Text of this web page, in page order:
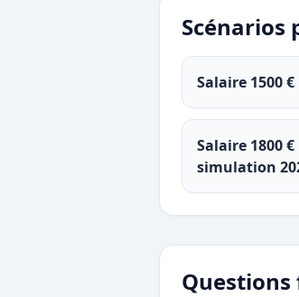
Scénarios
Salaire 1500
Salaire 1800
simulation